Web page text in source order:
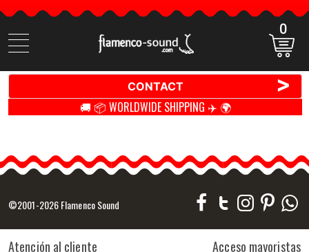
Search
items
0
CONTACT >
🚚 📦 WORLDWIDE SHIPPING ✈️ 🌍
©2001-2026 Flamenco Sound
Atención al cliente Acceso mayoristas